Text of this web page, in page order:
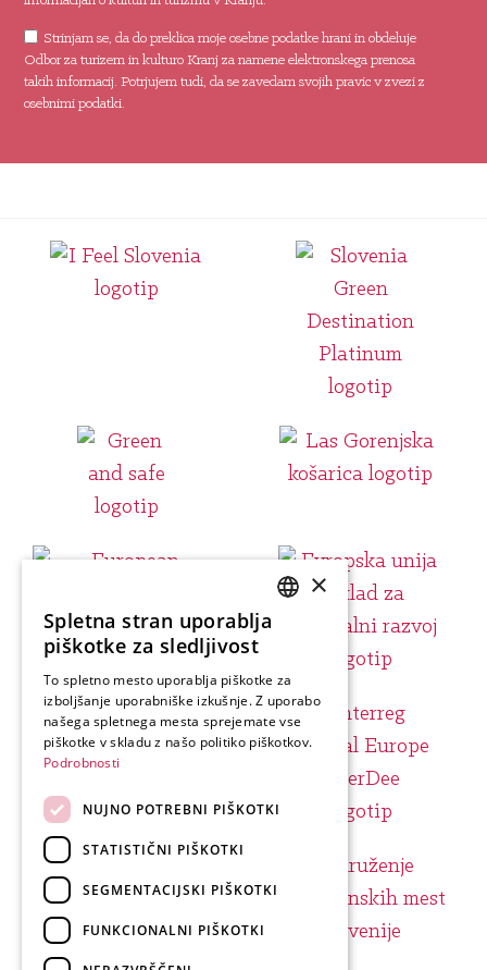
Strinjam se, da do preklica moje osebne podatke hrani in obdeluje
Odbor za turizem in kulturo Kranj za namene elektronskega prenosa
takih informacij. Potrjujem tudi, da se zavedam svojih pravic v zvezi z
osebnimi podatki.
SLOVENIAN
GERMAN
ITALIAN
×
Spletna stran uporablja
piškotke za sledljivost
To spletno mesto uporablja piškotke za
izboljšanje uporabniške izkušnje. Z uporabo
našega spletnega mesta sprejemate vse
piškotke v skladu z našo politiko piškotkov.
Podrobnosti
NUJNO POTREBNI PIŠKOTKI
STATISTIČNI PIŠKOTKI
SEGMENTACIJSKI PIŠKOTKI
FUNKCIONALNI PIŠKOTKI